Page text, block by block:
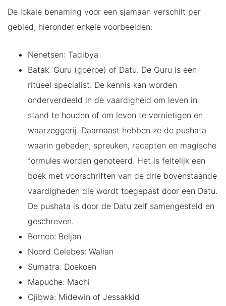
De lokale benaming voor een sjamaan verschilt per
gebied, hieronder enkele voorbeelden:
Nenetsen: Tadibya
Batak: Guru (goeroe) of Datu. De Guru is een
ritueel specialist. De kennis kan worden
onderverdeeld in de vaardigheid om leven in
stand te houden of om leven te vernietigen en
waarzeggerij. Daarnaast hebben ze de pushata
waarin gebeden, spreuken, recepten en magische
formules worden genoteerd. Het is feitelijk een
boek met voorschriften van de drie bovenstaande
vaardigheden die wordt toegepast door een Datu.
De pushata is door de Datu zelf samengesteld en
geschreven.
Borneo: Beljan
Noord Celebes: Walian
Sumatra: Doekoen
Mapuche: Machi
Ojibwa: Midewin of Jessakkid